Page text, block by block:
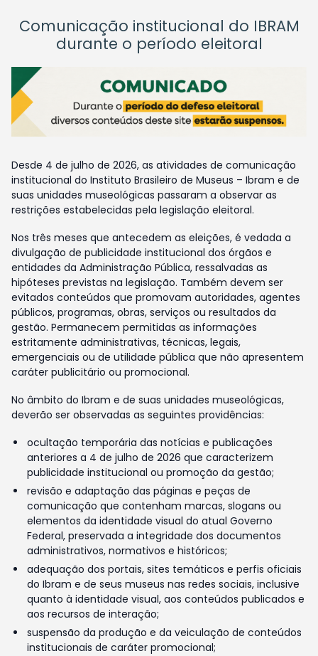
Comunicação institucional do IBRAM
durante o período eleitoral
Desde 4 de julho de 2026, as atividades de comunicação
institucional do Instituto Brasileiro de Museus – Ibram e de
suas unidades museológicas passaram a observar as
restrições estabelecidas pela legislação eleitoral.
Nos três meses que antecedem as eleições, é vedada a
divulgação de publicidade institucional dos órgãos e
entidades da Administração Pública, ressalvadas as
hipóteses previstas na legislação. Também devem ser
evitados conteúdos que promovam autoridades, agentes
públicos, programas, obras, serviços ou resultados da
gestão. Permanecem permitidas as informações
estritamente administrativas, técnicas, legais,
emergenciais ou de utilidade pública que não apresentem
caráter publicitário ou promocional.
No âmbito do Ibram e de suas unidades museológicas,
deverão ser observadas as seguintes providências:
ocultação temporária das notícias e publicações
anteriores a 4 de julho de 2026 que caracterizem
publicidade institucional ou promoção da gestão;
revisão e adaptação das páginas e peças de
comunicação que contenham marcas, slogans ou
elementos da identidade visual do atual Governo
Federal, preservada a integridade dos documentos
administrativos, normativos e históricos;
adequação dos portais, sites temáticos e perfis oficiais
do Ibram e de seus museus nas redes sociais, inclusive
quanto à identidade visual, aos conteúdos publicados e
aos recursos de interação;
suspensão da produção e da veiculação de conteúdos
institucionais de caráter promocional;